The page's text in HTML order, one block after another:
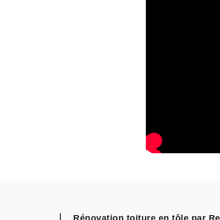
Rénovation toiture en tôle par